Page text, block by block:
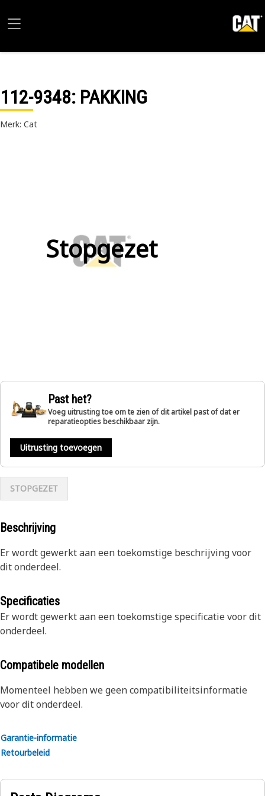
112-9348: PAKKING
Merk: Cat
Stopgezet
Past het?
Voeg uitrusting toe om te zien of dit artikel past of dat er
reparatieopties beschikbaar zijn.
Uitrusting toevoegen
STOPGEZET
Beschrijving
Er wordt gewerkt aan een toekomstige beschrijving voor
dit onderdeel.
Specificaties
Er wordt gewerkt aan een toekomstige specificatie voor dit
onderdeel.
Compatibele modellen
Momenteel hebben we geen compatibiliteitsinformatie
voor dit onderdeel.
Garantie-informatie
Retourbeleid